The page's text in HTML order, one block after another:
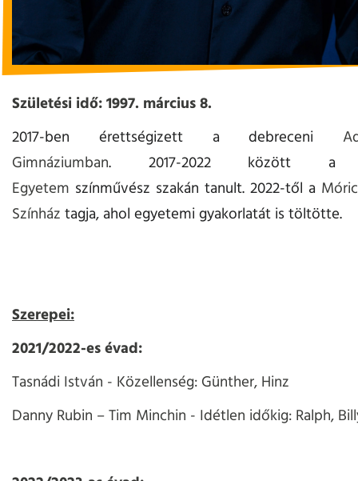
Születési idő: 1997. március 8.
2017-ben érettségizett a debreceni
Gimnáziumban. 2017-2022 között
Egyetem színművész szakán tanult. 2022-től a
Színháztagja, ahol egyetemi gyakorlatát is töltötte.
Szerepei:
2021/2022-es évad:
Tasnádi István - Közellenség: Günther, Hinz
Danny Rubin – Tim Minchin - Idétlen időkig: Ralph,